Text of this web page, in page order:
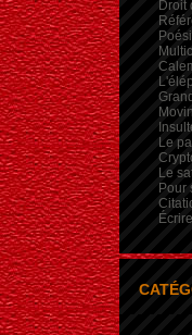
Droit
Le
Le
Pour
Écrire